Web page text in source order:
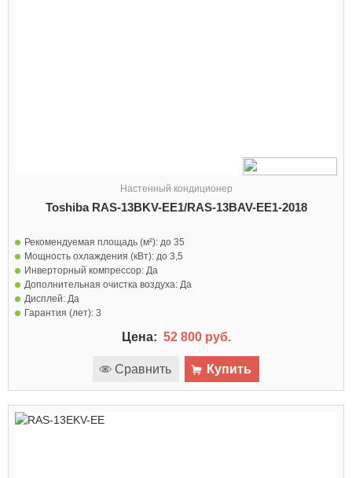
Настенный кондиционер
Toshiba RAS-13BKV-EE1/RAS-13BAV-EE1-2018
Рекомендуемая площадь (м²): до 35
Мощность охлаждения (кВт): до 3,5
Инверторный компрессор: Да
Дополнительная очистка воздуха: Да
Дисплей: Да
Гарантия (лет): 3
Цена: 52 800 руб.
Сравнить Купить